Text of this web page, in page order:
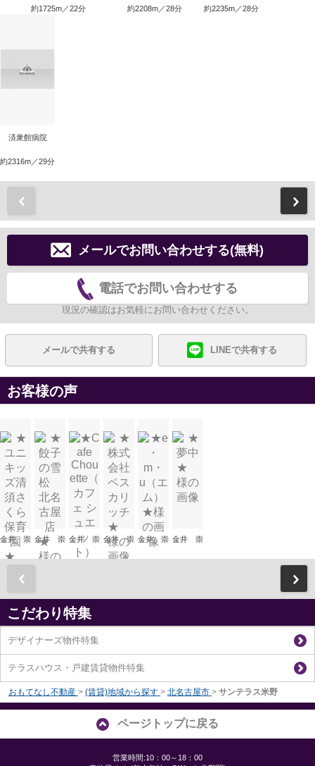
約1725m／22分
約2208m／28分
約2235m／28分
済衆館病院
約2316m／29分
メールでお問い合わせする(無料)
電話でお問い合わせする
現況の確認はお気軽にお問い合わせください。
メールで共有する LINEで共有する
お客様の声
金井 崇 金井 崇 金井 崇 金井 崇 金井 崇 金井 崇
こだわり特集
デザイナーズ物件特集
テラスハウス・戸建賃貸物件特集
おもてなし不動産 > (賃貸)地域から探す > 北名古屋市 > サンテラス米野
ページトップに戻る
営業時間:10：00～18：00